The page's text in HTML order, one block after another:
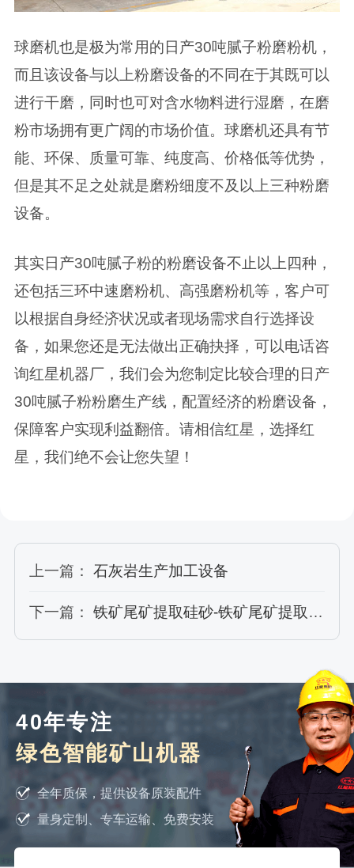
球磨机也是极为常用的日产30吨腻子粉磨粉机，
而且该设备与以上粉磨设备的不同在于其既可以
进行干磨，同时也可对含水物料进行湿磨，在磨
粉市场拥有更广阔的市场价值。球磨机还具有节
能、环保、质量可靠、纯度高、价格低等优势，
但是其不足之处就是磨粉细度不及以上三种粉磨
设备。
其实日产30吨腻子粉的粉磨设备不止以上四种，
还包括三环中速磨粉机、高强磨粉机等，客户可
以根据自身经济状况或者现场需求自行选择设
备，如果您还是无法做出正确抉择，可以电话咨
询红星机器厂，我们会为您制定比较合理的日产
30吨腻子粉粉磨生产线，配置经济的粉磨设备，
保障客户实现利益翻倍。请相信红星，选择红
星，我们绝不会让您失望！
上一篇： 石灰岩生产加工设备
下一篇： 铁矿尾矿提取硅砂-铁矿尾矿提取硅砂设备-工艺
40年专注
绿色智能矿山机器
全年质保，提供设备原装配件
量身定制、专车运输、免费安装